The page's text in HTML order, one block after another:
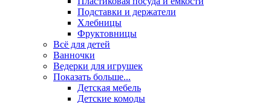
Подставки и держатели
Хлебницы
Фруктовницы
Всё для детей
Ванночки
Ведерки для игрушек
Показать больше...
Детская мебель
Детские комоды